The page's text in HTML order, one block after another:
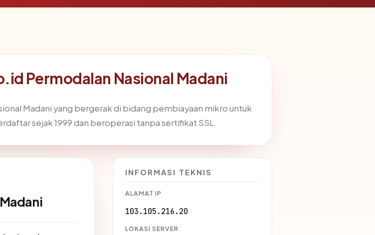
Permodalan Nasional Madani
Madani yang bergerak di bidang pembiayaan mikro untuk
sejak 1999 dan beroperasi tanpa sertifikat SSL.
INFORMASI TEKNIS
ALAMAT IP
103.105.216.20
LOKASI SERVER